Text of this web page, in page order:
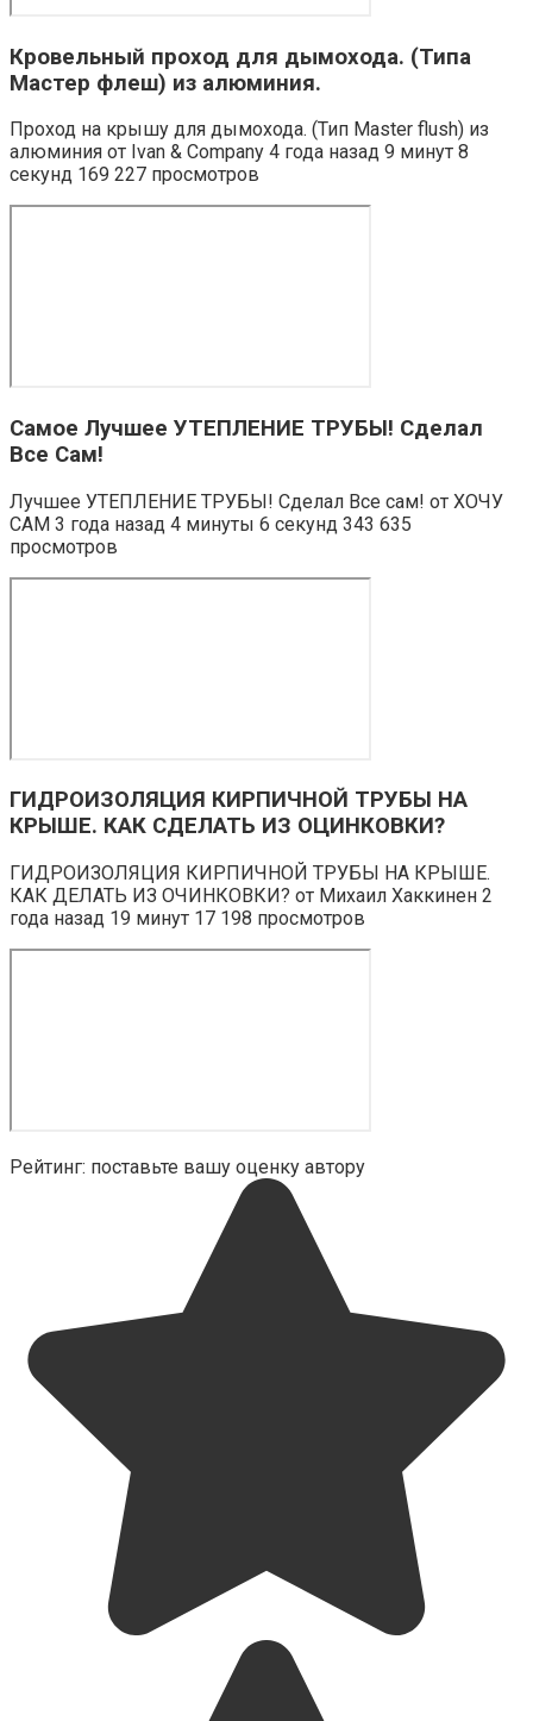
Кровельный проход для дымохода. (Типа
Мастер флеш) из алюминия.
Проход на крышу для дымохода. (Тип Master flush) из
алюминия от Ivan & Company 4 года назад 9 минут 8
секунд 169 227 просмотров
Самое Лучшее УТЕПЛЕНИЕ ТРУБЫ! Сделал
Все Сам!
Лучшее УТЕПЛЕНИЕ ТРУБЫ! Сделал Все сам! от ХОЧУ
САМ 3 года назад 4 минуты 6 секунд 343 635
просмотров
ГИДРОИЗОЛЯЦИЯ КИРПИЧНОЙ ТРУБЫ НА
КРЫШЕ. КАК СДЕЛАТЬ ИЗ ОЦИНКОВКИ?
ГИДРОИЗОЛЯЦИЯ КИРПИЧНОЙ ТРУБЫ НА КРЫШЕ.
КАК ДЕЛАТЬ ИЗ ОЧИНКОВКИ? от Михаил Хаккинен 2
года назад 19 минут 17 198 просмотров
Рейтинг: поставьте вашу оценку автору